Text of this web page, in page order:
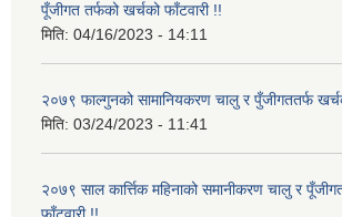
पूँजीगत तर्फको खर्चको फाँटवारी !!
मिति: 04/16/2023 - 14:11
२०७९ फाल्गुनको सामानियकरण चालु र पुँजीगततर्फ
मिति: 03/24/2023 - 11:41
२०७९ साल कार्त्तिक महिनाको समानीकरण चालु र